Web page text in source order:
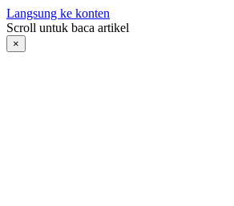
Langsung ke konten
Scroll untuk baca artikel
×